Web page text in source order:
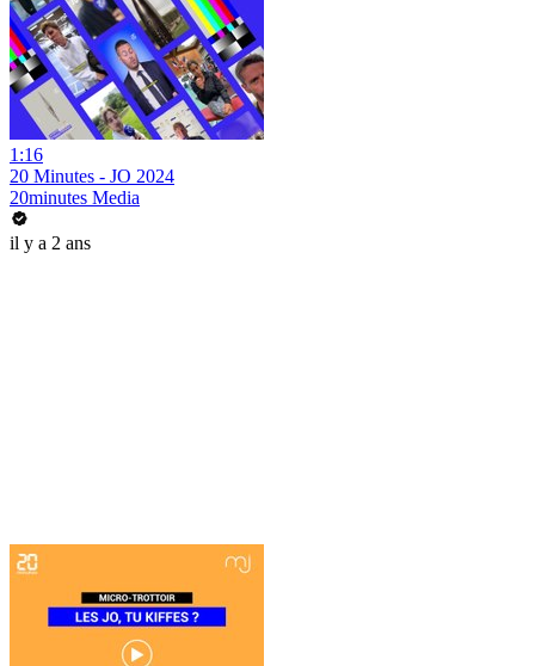
1:16
20 Minutes - JO 2024
20minutes Media
il y a 2 ans